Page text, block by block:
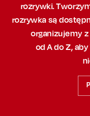
rozrywki.
rozrywka są
organizujemy z
od A do Z, aby